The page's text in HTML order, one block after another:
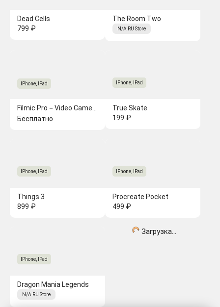
Dead Cells
799 ₽
The Room Two
N/A RU Store
IPhone, IPad
Бесплатно
True Skate
IPhone, IPad
199 ₽
Things 3
IPhone, IPad
899 ₽
Procreate Pocket
IPhone, IPad
499 ₽
Dragon Mania Legends
IPhone, IPad
N/A RU Store
Загрузка...